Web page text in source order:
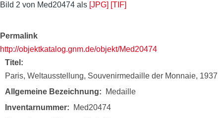
Bild 2 von Med20474 als [JPG] [TIF]
Permalink
http://objektkatalog.gnm.de/objekt/Med20474
Titel
Paris, Weltausstellung, Souvenirmedaille der Monnaie, 1937
Allgemeine Bezeichnung
Medaille
Inventarnummer
Med20474